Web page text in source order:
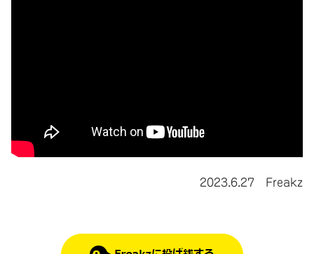
2023.6.27 Freakz